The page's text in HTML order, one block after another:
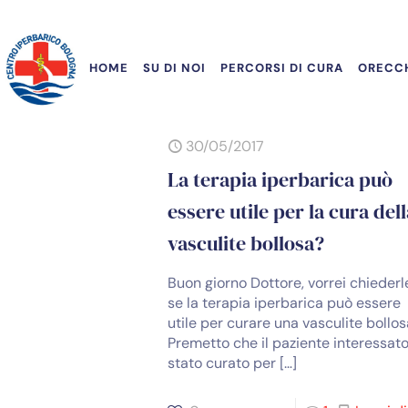
HOME SU DI NOI PERCORSI DI CURA
30/05/2017
La terapia iperbarica può
essere utile per la cura
vasculite bollosa?
Buon giorno Dottore, vorrei
se la terapia iperbarica può essere
utile per curare una vasculite
Premetto che il paziente
stato curato per […]